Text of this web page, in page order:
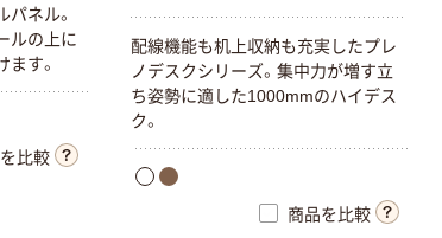
ネル。
ルの上に
す。
比較
配線機能も机上収納も充実したプレ
ノデスクシリーズ。集中力が増す立
ち姿勢に適した1000mmのハイデス
ク。
商品を比較